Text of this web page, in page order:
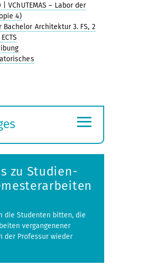
| VChUTEMAS – Labor der
4)
Bachelor Architektur 3. FS, 2
≡
zu Studien-
die Studenten bitten, die
vergangenener
der Professur wieder